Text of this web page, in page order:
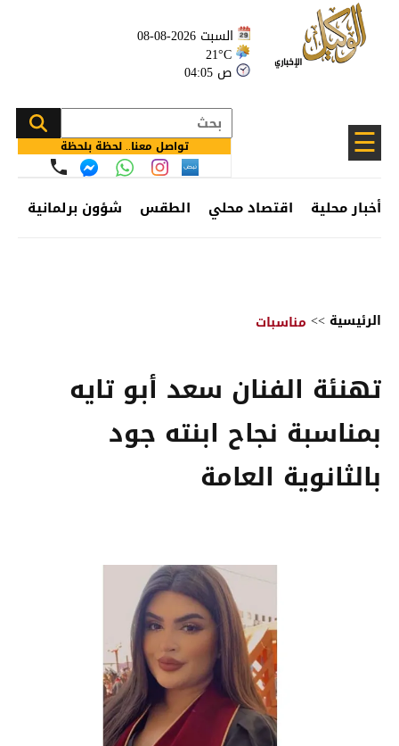
السبت 2026-08-08
21°C
04:05 ص
☰ تواصل معنا.. لحظة بلحظة
أخبار محلية اقتصاد محلي الطقس شؤون برلمانية
الرئيسية >> مناسبات
تهنئة الفنان سعد أبو تايه
بمناسبة نجاح ابنته جود
بالثانوية العامة